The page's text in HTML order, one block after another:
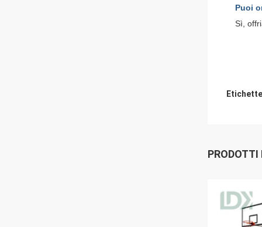
Puoi
Sì,